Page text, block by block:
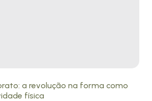
a revolução na forma como
física